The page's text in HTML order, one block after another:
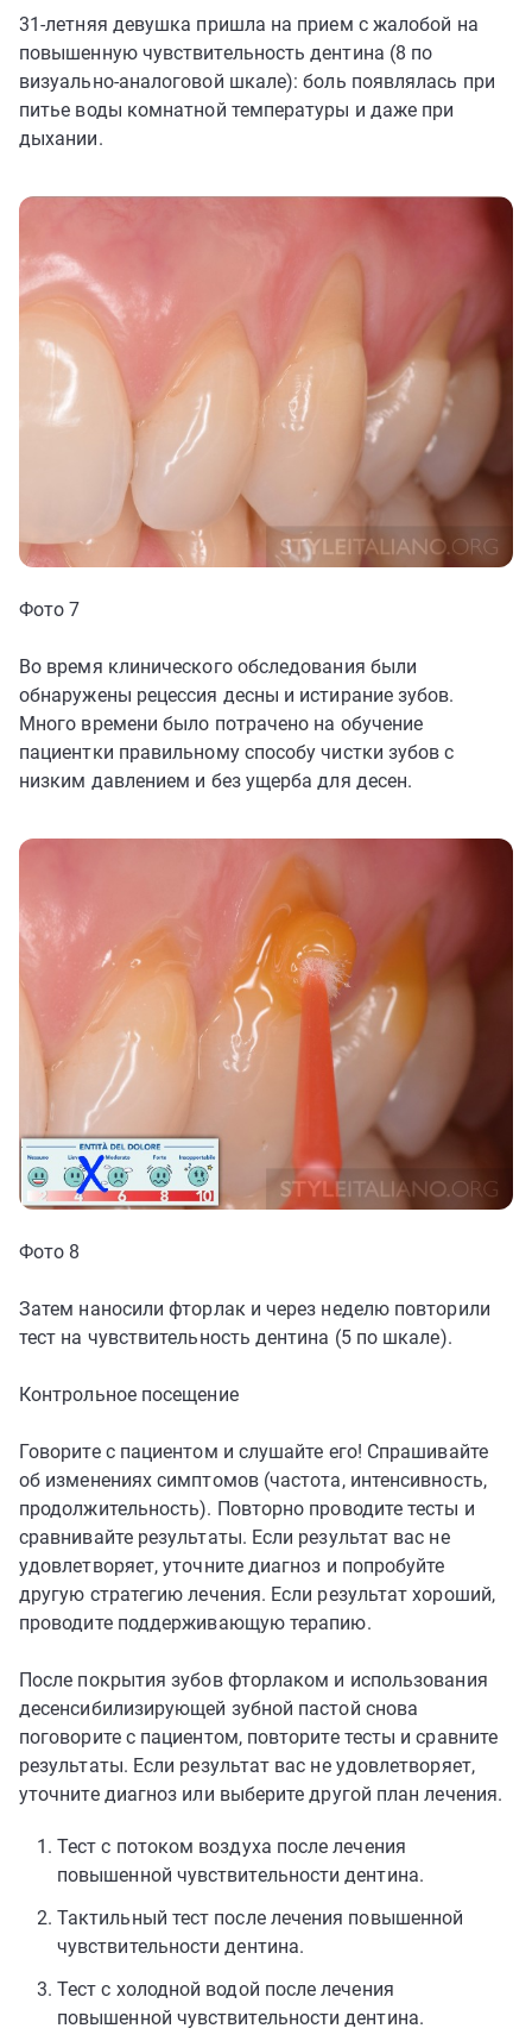
31-летняя девушка пришла на прием с жалобой на
повышенную чувствительность дентина (8 по
визуально-аналоговой шкале): боль появлялась при
питье воды комнатной температуры и даже при
дыхании.
Фото 7
Во время клинического обследования были
обнаружены рецессия десны и истирание зубов.
Много времени было потрачено на обучение
пациентки правильному способу чистки зубов с
низким давлением и без ущерба для десен.
Фото 8
Затем наносили фторлак и через неделю повторили
тест на чувствительность дентина (5 по шкале).
Контрольное посещение
Говорите с пациентом и слушайте его! Спрашивайте
об изменениях симптомов (частота, интенсивность,
продолжительность). Повторно проводите тесты и
сравнивайте результаты. Если результат вас не
удовлетворяет, уточните диагноз и попробуйте
другую стратегию лечения. Если результат хороший,
проводите поддерживающую терапию.
После покрытия зубов фторлаком и использования
десенсибилизирующей зубной пастой снова
поговорите с пациентом, повторите тесты и сравните
результаты. Если результат вас не удовлетворяет,
уточните диагноз или выберите другой план лечения.
Тест с потоком воздуха после лечения
повышенной чувствительности дентина.
Тактильный тест после лечения повышенной
чувствительности дентина.
Тест с холодной водой после лечения
повышенной чувствительности дентина.